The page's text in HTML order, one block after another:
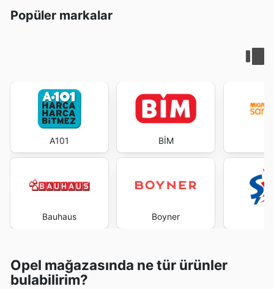
Popüler markalar
A101
Bauhaus
BİM
Boyner
Opel mağazasında ne tür ürünler
bulabilirim?